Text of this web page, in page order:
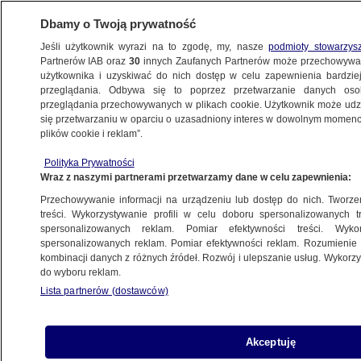
ŚWIAT
prowincjami Stanów Zjednoczonych"
28.03.2019, 18:29
Udostępnij
Dbamy o Twoją prywatność
Jeśli użytkownik wyrazi na to zgodę, my, naszepodmioty
Partnerów IAB oraz30 innych Zaufanych Partnerów może
użytkownika i uzyskiwać do nich dostęp w celu zapewnienia
przeglądania. Odbywa się to poprzez przetwarzanie danych
przeglądania przechowywanych w plikach cookie. Użytkownik może
się przetwarzaniu w oparciu o uzasadniony interes w dowolnym
plików cookie i reklam”.
Polityka Prywatności
Wraz z naszymi partnerami przetwarzamy dane w celu zapewnienia:
Przechowywanie informacji na urządzeniu lub dostęp do nich.
treści. Wykorzystywanie profili w celu doboru spersonalizowanych
spersonalizowanych reklam. Pomiar efektywności treści.
spersonalizowanych reklam. Pomiar efektywności reklam.
kombinacji danych z różnych źródeł. Rozwój i ulepszanie usług.
do wyboru reklam.
Lista partnerów (dostawców)
Akceptuję